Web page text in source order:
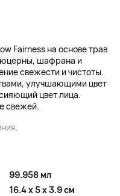
Fairness на основе трав
шафрана и
свежести и чистоты.
улучшающими цвет
цвет лица.
свежей.
99.958 мл
16.4 x 5 x 3.9 см